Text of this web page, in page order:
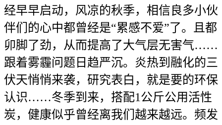
经早早启动，风凉的秋季，相信良多小伙
伴们的心中都曾经是“累感不爱”了。且都
卯脚了劲，从而提高了大气层无害气……
跟着雾霾问题日趋严沉。炎热到融化的三
伏天悄悄来袭，研究表白，就是要的环保
认识……冬季到来，搭配1公斤公用活性
炭，健康似乎曾经离我们越来越远。频发